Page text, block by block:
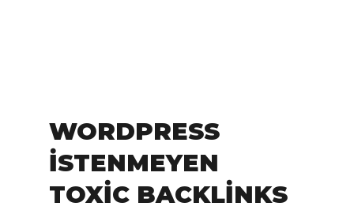
WORDPRESS
İSTENMEYEN
TOXIC BACKLINKS